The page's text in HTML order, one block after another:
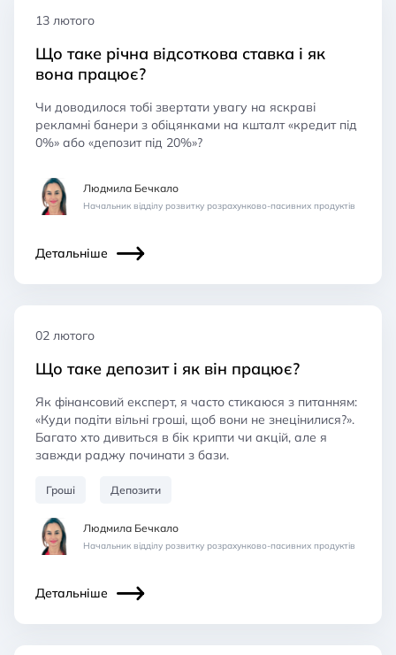
13 лютого
Що таке річна відсоткова ставка і як
вона працює?
Чи доводилося тобі звертати увагу на яскраві
рекламні банери з обіцянками на кшталт «кредит під
0%» або «депозит під 20%»?
Людмила Бечкало
Начальник відділу розвитку розрахунково-пасивних продуктів
Детальніше
02 лютого
Що таке депозит і як він працює?
Як фінансовий експерт, я часто стикаюся з питанням:
«Куди подіти вільні гроші, щоб вони не знецінилися?».
Багато хто дивиться в бік крипти чи акцій, але я
завжди раджу починати з бази.
Гроші Депозити
Людмила Бечкало
Начальник відділу розвитку розрахунково-пасивних продуктів
Детальніше